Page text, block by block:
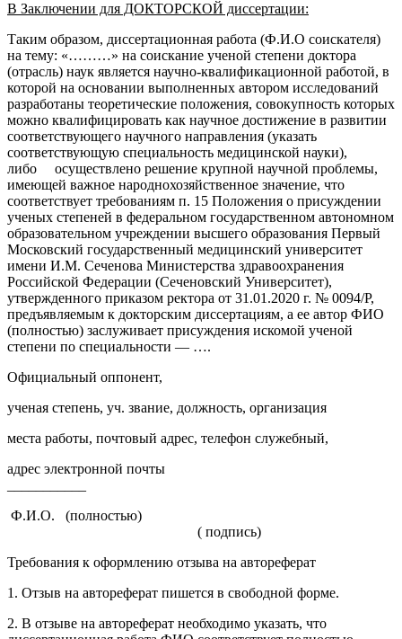
В Заключении для ДОКТОРСКОЙ диссертации:
Таким образом, диссертационная работа (Ф.И.О соискателя)
на тему: «………» на соискание ученой степени доктора
(отрасль) наук является научно-квалификационной работой, в
которой на основании выполненных автором исследований
разработаны теоретические положения, совокупность которых
можно квалифицировать как научное достижение в развитии
соответствующего научного направления (указать
соответствующую специальность медицинской науки),
либо
осуществлено решение крупной научной проблемы,
имеющей важное народнохозяйственное значение, что
соответствует требованиям п. 15 Положения о присуждении
ученых степеней в федеральном государственном автономном
образовательном учреждении высшего образования Первый
Московский государственный медицинский университет
имени И.М. Сеченова Министерства здравоохранения
Российской Федерации (Сеченовский Университет),
утвержденного приказом ректора от 31.01.2020 г. № 0094/Р,
предъявляемым к докторским диссертациям, а ее автор ФИО
(полностью) заслуживает присуждения искомой ученой
степени по специальности — ….
Официальный оппонент,
ученая степень, уч. звание, должность, организация
места работы, почтовый адрес, телефон служебный,
адрес электронной почты
Ф.И.О. (полностью)
( подпись)
Требования к оформлению отзыва на автореферат
1. Отзыв на автореферат пишется в свободной форме.
2. В отзыве на автореферат необходимо указать, что